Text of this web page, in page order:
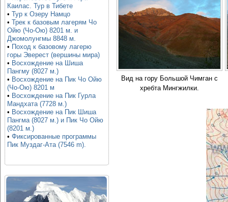
Каилас. Тур в Тибете
• Тур к Озеру Намцо
• Трек к базовым лагерям Чо
Ойю (Чо-Ою) 8201 м. и
Джомолунгмы 8848 м.
• Поход к базовому лагерю
горы Эверест (вершины мира)
• Восхождение на Шиша
Пангму (8027 м.)
• Восхождение на Пик Чо Ойю
(Чо-Ою) 8201 м
• Восхождение на Пик Гурла
Мандхата (7728 м.)
• Восхождение на Пик Шиша
Пангма (8027 м.) и Пик Чо Ойю
(8201 м.)
• Фиксированные программы
Пик Муздаг-Ата (7546 m).
Вид на гору Большой Чимган с
хребта Мингжилки.